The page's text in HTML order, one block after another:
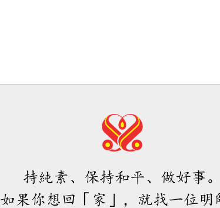
持純素、保持和平、做好事。
如果你想回「家」，就找一位明